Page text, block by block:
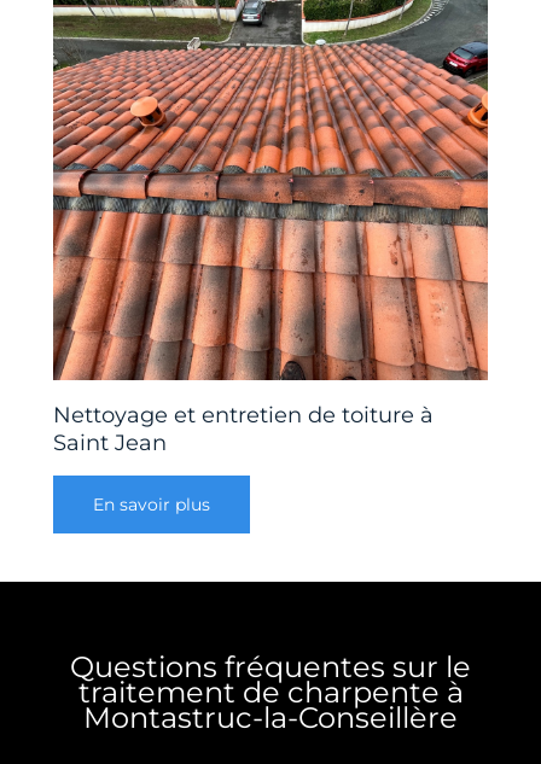
Nettoyage et entretien de toiture à
Saint Jean
En savoir plus
Questions fréquentes sur le
traitement de charpente à
Montastruc-la-Conseillère